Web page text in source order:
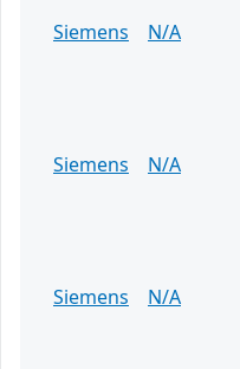
Siemens
N/A
Siemens
N/A
Siemens
N/A